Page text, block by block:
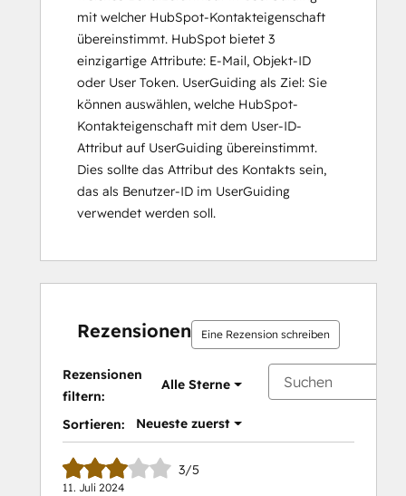
mit welcher HubSpot-Kontakteigenschaft
übereinstimmt. HubSpot bietet 3
einzigartige Attribute: E-Mail, Objekt-ID
oder User Token. UserGuiding als Ziel: Sie
können auswählen, welche HubSpot-
Kontakteigenschaft mit dem User-ID-
Attribut auf UserGuiding übereinstimmt.
Dies sollte das Attribut des Kontakts sein,
das als Benutzer-ID im UserGuiding
verwendet werden soll.
Rezensionen Eine Rezension schreiben
Rezensionen
filtern:
Alle Sterne
Sortieren: Neueste zuerst
3/5
11. Juli 2024